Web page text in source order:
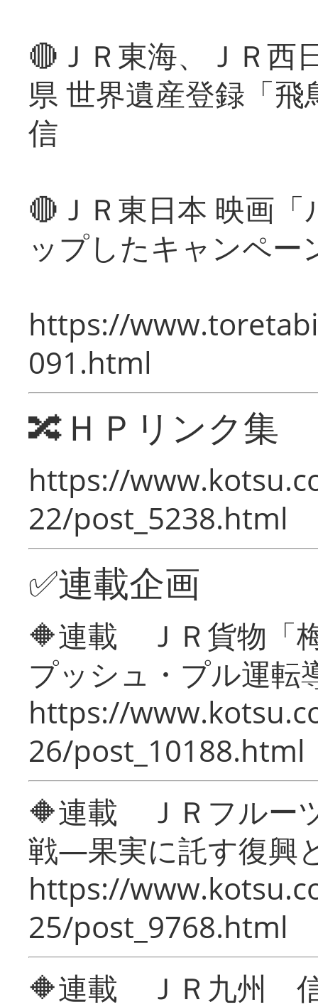
🔴ＪＲ東海、ＪＲ西
県 世界遺産登録「
信
🔴ＪＲ東日本 映画
ップしたキャンペー
https://
091.html
🔀ＨＰリンク集
https://
22/post_5238.html
✅連載企画
🔶連載 ＪＲ貨物「
プッシュ・プル運転
https://
26/post_10188.html
🔶連載 ＪＲフルー
戦―果実に託す復興
https://
25/post_9768.html
🔶連載 ＪＲ九州 信